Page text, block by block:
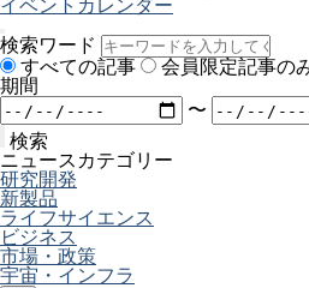
イベントカレンダー
検索ワード
すべての記事
会員限定記事の
期間
〜
検索
ニュースカテゴリー
研究開発
新製品
ライフサイエンス
ビジネス
市場・政策
宇宙・インフラ